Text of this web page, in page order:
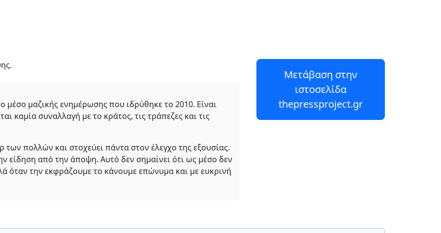
μέσο μαζικής ενημέρωσης που ιδρύθηκε το 2010. Είναι
καμία συναλλαγή με το κράτος, τις τράπεζες και τις
πολλών και στοχεύει πάντα στον έλεγχο της εξουσίας.
είδηση από την άποψη. Αυτό δεν σημαίνει ότι ως μέσο δεν
όταν την εκφράζουμε το κάνουμε επώνυμα και με ευκρινή
Μετάβαση στην
ιστοσελίδα
thepressproject.gr